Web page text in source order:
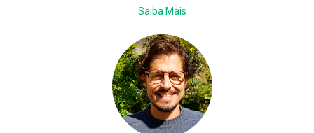
Saiba Mais